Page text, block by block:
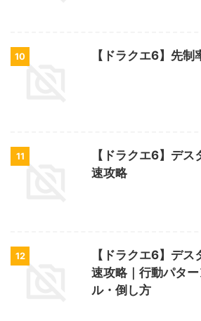
10 【ドラクエ6】先
11
【ドラクエ6】デ
速攻略
12
【ドラクエ6】デ
速攻略｜行動パタ
ル・倒し方